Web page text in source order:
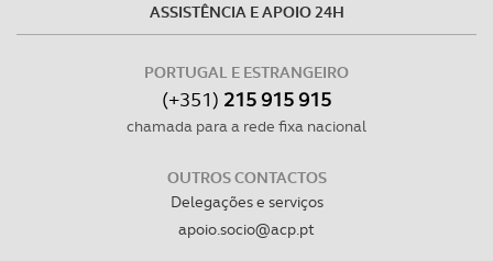
dados pessoais serão realizadas apenas com o seu
necessário no contexto dos serviços a prestar.
Realçamos que o bloqueio de certo tipo de Cookies e
experiência de navegação no Website e nos serviços
ASSISTÊNCIA E APOIO 24H
PORTUGAL E ESTRANGEIRO
(+351) 215 915 915
chamada para a rede fixa nacional
OUTROS CONTACTOS
Delegações e serviços
apoio.socio@acp.pt